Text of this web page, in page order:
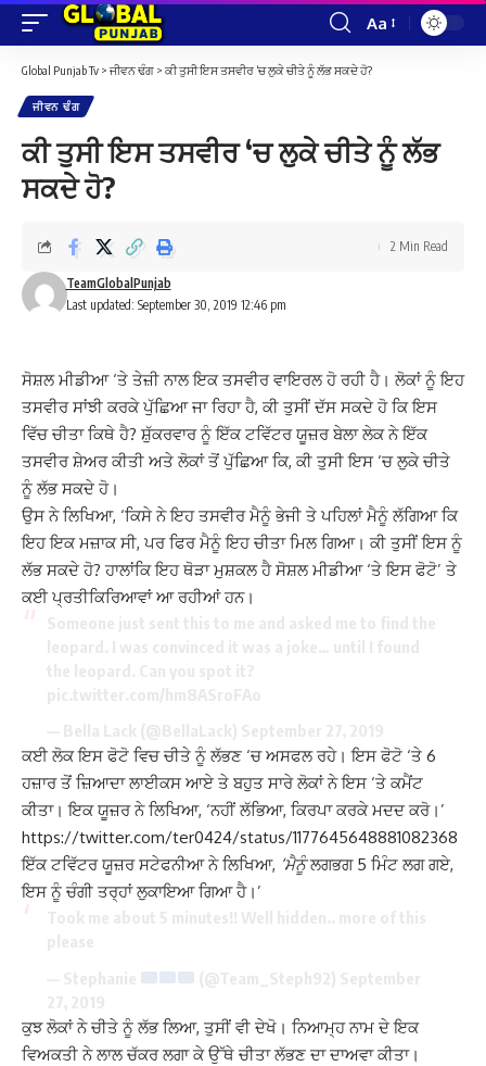
Font
Resizer
Aa
Global Punjab Tv > ਜੀਵਨ ਢੰਗ > ਕੀ ਤੁਸੀ ਇਸ ਤਸਵੀਰ ‘ਚ ਲੁਕੇ ਚੀਤੇ ਨੂੰ ਲੱਭ ਸਕਦੇ ਹੋ?
ਜੀਵਨ ਢੰਗ
ਕੀ ਤੁਸੀ ਇਸ ਤਸਵੀਰ ‘ਚ ਲੁਕੇ ਚੀਤੇ ਨੂੰ ਲੱਭ
ਸਕਦੇ ਹੋ?
Last updated: September 30, 2019 12:46 pm
TeamGlobalPunjab
2 Min Read
ਸੋਸ਼ਲ ਮੀਡੀਆ ‘ਤੇ ਤੇਜ਼ੀ ਨਾਲ ਇਕ ਤਸਵੀਰ ਵਾਇਰਲ ਹੋ ਰਹੀ ਹੈ। ਲੋਕਾਂ ਨੂੰ ਇਹ
ਤਸਵੀਰ ਸਾਂਝੀ ਕਰਕੇ ਪੁੱਛਿਆ ਜਾ ਰਿਹਾ ਹੈ, ਕੀ ਤੁਸੀਂ ਦੱਸ ਸਕਦੇ ਹੋ ਕਿ ਇਸ
ਵਿੱਚ ਚੀਤਾ ਕਿਥੇ ਹੈ? ਸ਼ੁੱਕਰਵਾਰ ਨੂੰ ਇੱਕ ਟਵਿੱਟਰ ਯੂਜ਼ਰ ਬੇਲਾ ਲੇਕ ਨੇ ਇੱਕ
ਤਸਵੀਰ ਸ਼ੇਅਰ ਕੀਤੀ ਅਤੇ ਲੋਕਾਂ ਤੋਂ ਪੁੱਛਿਆ ਕਿ, ਕੀ ਤੁਸੀ ਇਸ ‘ਚ ਲੁਕੇ ਚੀਤੇ
ਨੂੰ ਲੱਭ ਸਕਦੇ ਹੋ।
ਉਸ ਨੇ ਲਿਖਿਆ, ‘ਕਿਸੇ ਨੇ ਇਹ ਤਸਵੀਰ ਮੈਨੂੰ ਭੇਜੀ ਤੇ ਪਹਿਲਾਂ ਮੈਨੂੰ ਲੱਗਿਆ ਕਿ
ਇਹ ਇਕ ਮਜ਼ਾਕ ਸੀ, ਪਰ ਫਿਰ ਮੈਨੂੰ ਇਹ ਚੀਤਾ ਮਿਲ ਗਿਆ। ਕੀ ਤੁਸੀਂ ਇਸ ਨੂੰ
ਲੱਭ ਸਕਦੇ ਹੋ? ਹਾਲਾਂਕਿ ਇਹ ਥੋੜਾ ਮੁਸ਼ਕਲ ਹੈ ਸੋਸ਼ਲ ਮੀਡੀਆ ‘ਤੇ ਇਸ ਫੋਟੋ’ ਤੇ
ਕਈ ਪ੍ਰਤੀਕਿਰਿਆਵਾਂ ਆ ਰਹੀਆਂ ਹਨ।
ਕਈ ਲੋਕ ਇਸ ਫੋਟੋ ਵਿਚ ਚੀਤੇ ਨੂੰ ਲੱਭਣ ‘ਚ ਅਸਫਲ ਰਹੇ। ਇਸ ਫੋਟੋ ‘ਤੇ 6
ਹਜ਼ਾਰ ਤੋਂ ਜ਼ਿਆਦਾ ਲਾਈਕਸ ਆਏ ਤੇ ਬਹੁਤ ਸਾਰੇ ਲੋਕਾਂ ਨੇ ਇਸ ‘ਤੇ ਕਮੈਂਟ
ਕੀਤਾ। ਇਕ ਯੂਜ਼ਰ ਨੇ ਲਿਖਿਆ, ‘ਨਹੀਂ ਲੱਭਿਆ, ਕਿਰਪਾ ਕਰਕੇ ਮਦਦ ਕਰੋ।’
https://twitter.com/ter0424/status/1177645648881082368
ਇੱਕ ਟਵਿੱਟਰ ਯੂਜ਼ਰ ਸਟੇਫਨੀਆ ਨੇ ਲਿਖਿਆ, ‘ਮੈਨੂੰਲਗਭਗ 5 ਮਿੰਟ ਲਗ ਗਏ,
ਇਸ ਨੂੰ ਚੰਗੀ ਤਰ੍ਹਾਂ ਲੁਕਾਇਆ ਗਿਆ ਹੈ।’
ਕੁਝ ਲੋਕਾਂ ਨੇ ਚੀਤੇ ਨੂੰ ਲੱਭ ਲਿਆ, ਤੁਸੀਂ ਵੀ ਦੇਖੋ। ਨਿਆਮ੍ਹ ਨਾਮ ਦੇ ਇਕ
ਵਿਅਕਤੀ ਨੇ ਲਾਲ ਚੱਕਰ ਲਗਾ ਕੇ ਉੱਥੇ ਚੀਤਾ ਲੱਭਣ ਦਾ ਦਾਅਵਾ ਕੀਤਾ।